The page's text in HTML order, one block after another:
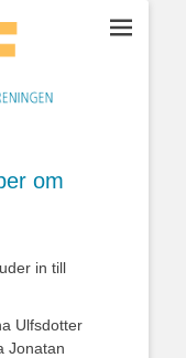
om
in till
Ulfsdotter
Jonatan